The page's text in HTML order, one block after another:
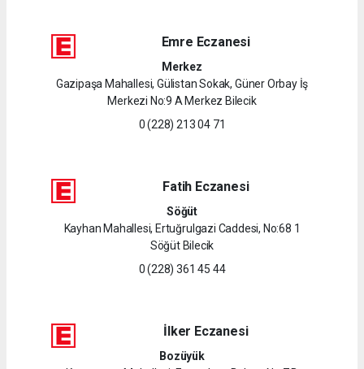
Emre Eczanesi
Merkez
Gazipaşa Mahallesi, Gülistan Sokak, Güner Orbay İş
Merkezi No:9 A Merkez Bilecik
0 (228) 213 04 71
Fatih Eczanesi
Söğüt
Kayhan Mahallesi, Ertuğrulgazi Caddesi, No:68 1
Söğüt Bilecik
0 (228) 361 45 44
İlker Eczanesi
Bozüyük